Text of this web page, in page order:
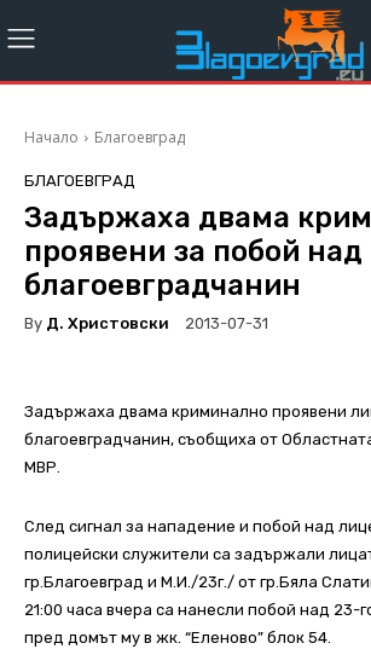
Начало Благоевград
БЛАГОЕВГРАД
Задържаха двама
проявени за побой над
благоевградчанин
By Д. Христовски 2013-07-31
Задържаха двама криминално проявени
благоевградчанин, съобщиха от
МВР.
След сигнал за нападение и побой над
полицейски служители са задържали
гр.Благоевград и М.И./23г./ от гр.Бяла
21:00 часа вчера са нанесли побой над 23-
пред домът му в жк. “Еленово” блок 54.